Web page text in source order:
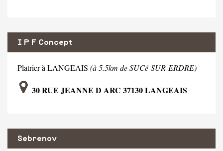
I P F Concept
Platrier à LANGEAIS (à 5.5km de SUCé-SUR-ERDRE)
30 RUE JEANNE D ARC 37130 LANGEAIS
Sebrenov